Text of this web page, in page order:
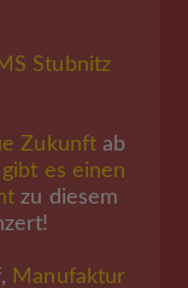
Stubnitz
Zukunft ab
es einen
zu diesem
Manufaktur